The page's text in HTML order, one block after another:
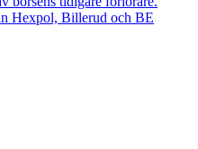
Hexpol, Billerud och BE